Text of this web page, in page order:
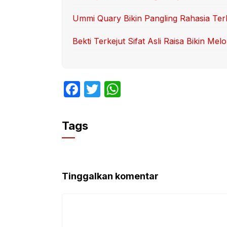
Ummi Quary Bikin Pangling Rahasia
Bekti Terkejut Sifat Asli Raisa Bikin
F
c
e
o
o
T
p
p
Tags
Tinggalkan komentar